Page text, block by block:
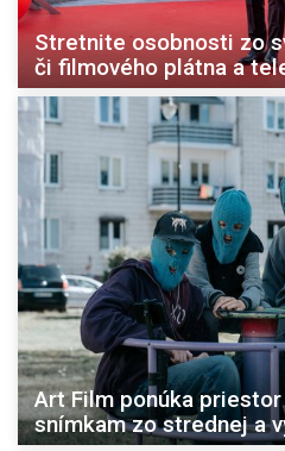
Stretnite osobnosti zo
či filmového plátna a
Art Film ponúka
snímkam zo strednej a